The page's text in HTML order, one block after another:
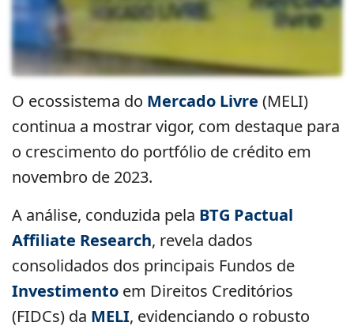
O ecossistema do Mercado Livre (MELI)
continua a mostrar vigor, com destaque para
o crescimento do portfólio de crédito em
novembro de 2023.
A análise, conduzida pela BTG Pactual
Affiliate Research, revela dados
consolidados dos principais Fundos de
Investimento em Direitos Creditórios
(FIDCs) da MELI, evidenciando o robusto